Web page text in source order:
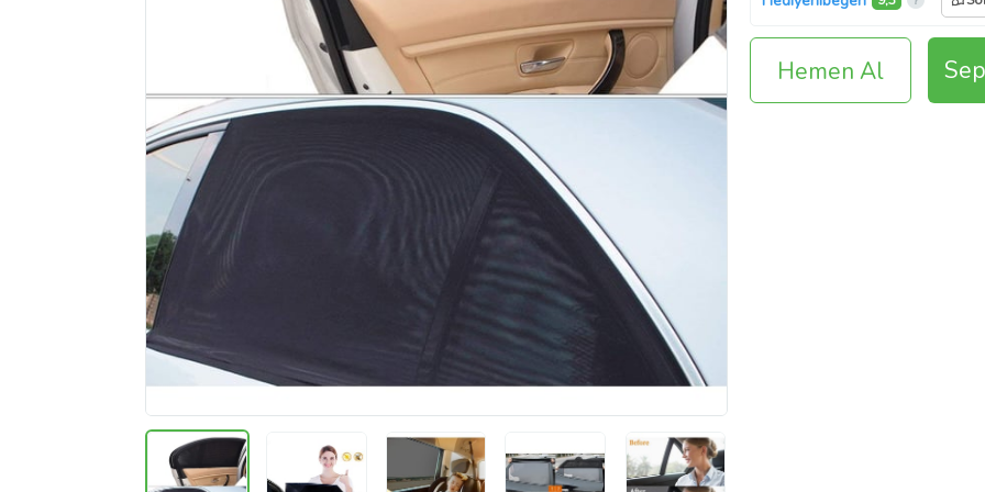
Hemen Al